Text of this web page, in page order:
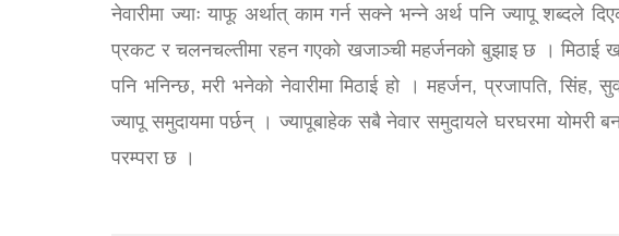
नेवारीमा ज्याः याफू अर्थात् काम गर्न सक्ने भन्ने अर्थ पनि ज्यापू शब्दले
प्रकट र चलनचल्तीमा रहन गएको खजाञ्ची महर्जनको बुझाइ छ । मिठाई खाने
पनि भनिन्छ, मरी भनेको नेवारीमा मिठाई हो । महर्जन, प्रजापति,
ज्यापू समुदायमा पर्छन् । ज्यापूबाहेक सबै नेवार समुदायले घरघरमा योमरी
परम्परा छ ।